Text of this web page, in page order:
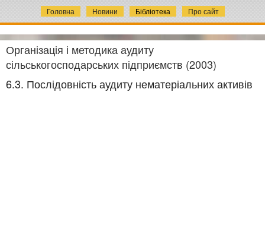
Головна Новини Бібліотека Про сайт
Організація і методика аудиту
сільськогосподарських підприємств (2003)
6.3. Послідовність аудиту нематеріальних активів